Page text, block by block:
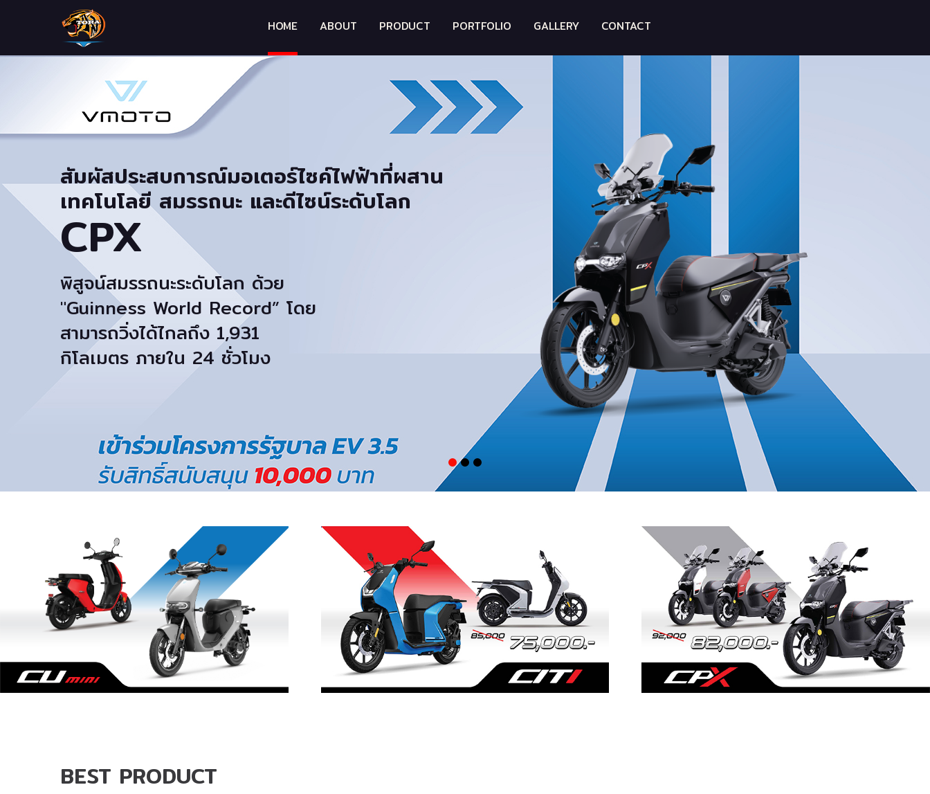
HOME ABOUT PRODUCT PORTFOLIO GALLERY CONTACT
สัมผัสประสบการณ์มอเตอร์ไซค์ไฟฟ้าที่ผสาน
เทคโนโลยี สมรรถนะ และดีไซน์ระดับโลก
CPX
พิสูจน์สมรรถนะระดับโลก ด้วย
"Guinness World Record” โดย
สามารถวิ่งได้ไกลถึง 1,931
กิโลเมตร ภายใน 24 ชั่วโมง
BEST PRODUCT